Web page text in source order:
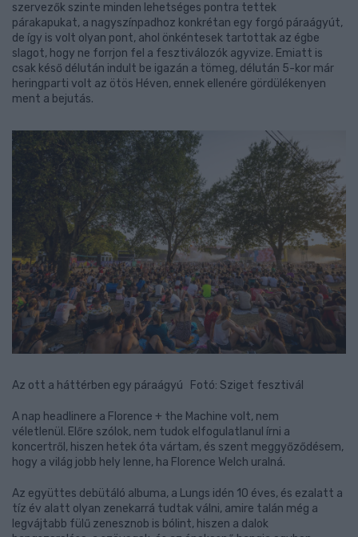
szervezők szinte minden lehetséges pontra tettek
párakapukat, a nagyszínpadhoz konkrétan egy forgó páraágyút,
de így is volt olyan pont, ahol önkéntesek tartottak az égbe
slagot, hogy ne forrjon fel a fesztiválozók agyvize. Emiatt is
csak késő délután indult be igazán a tömeg, délután 5-kor már
heringparti volt az ötös Héven, ennek ellenére gördülékenyen
ment a bejutás.
Az ott a háttérben egy páraágyú Fotó: Sziget fesztivál
A nap headlinere a Florence + the Machine volt, nem
véletlenül. Előre szólok, nem tudok elfogulatlanul írni a
koncertről, hiszen hetek óta vártam, és szent meggyőződésem,
hogy a világ jobb hely lenne, ha Florence Welch uralná.
Az együttes debütáló albuma, a Lungs idén 10 éves, és ezalatt a
tíz év alatt olyan zenekarrá tudtak válni, amire talán még a
legvájtabb fülű zenesznob is bólint, hiszen a dalok